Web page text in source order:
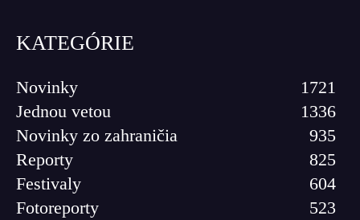
KATEGÓRIE
Novinky
1721
Jednou vetou
1336
Novinky zo zahraničia
935
Reporty
825
Festivaly
604
Fotoreporty
523